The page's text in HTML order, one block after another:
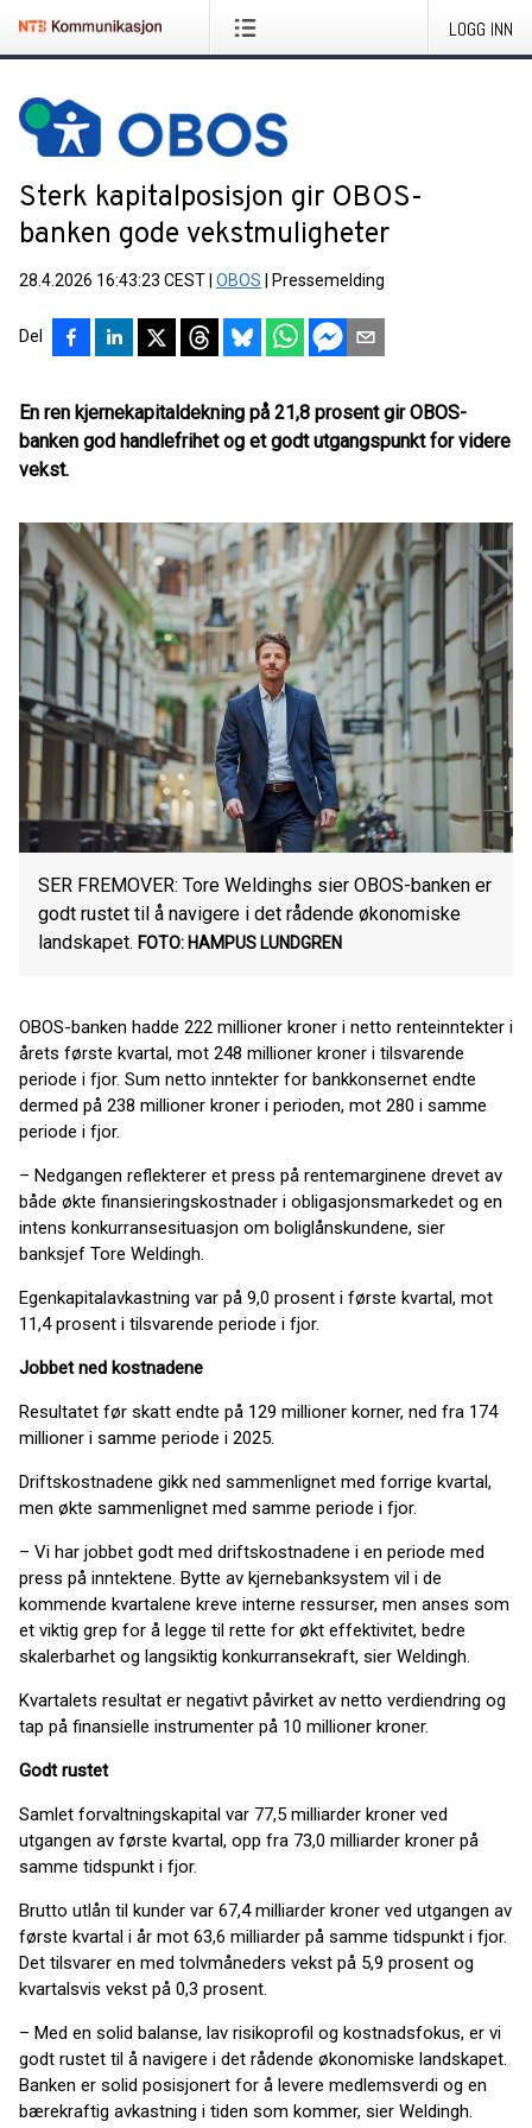
LOGG INN
Sterk kapitalposisjon gir OBOS-
banken gode vekstmuligheter
28.4.2026 16:43:23 CEST OBOS Pressemelding
Del
En ren kjernekapitaldekning på 21,8 prosent gir OBOS-
banken god handlefrihet og et godt utgangspunkt for videre
vekst.
SER FREMOVER: Tore Weldinghs sier OBOS-banken er
godt rustet til å navigere i det rådende økonomiske
landskapet. FOTO: HAMPUS LUNDGREN
OBOS-banken hadde 222 millioner kroner i netto renteinntekter i
årets første kvartal, mot 248 millioner kroner i tilsvarende
periode i fjor. Sum netto inntekter for bankkonsernet endte
dermed på 238 millioner kroner i perioden, mot 280 i samme
periode i fjor.
– Nedgangen reflekterer et press på rentemarginene drevet av
både økte finansieringskostnader i obligasjonsmarkedet og en
intens konkurransesituasjon om boliglånskundene, sier
banksjef Tore Weldingh.
Egenkapitalavkastning var på 9,0 prosent i første kvartal, mot
11,4 prosent i tilsvarende periode i fjor.
Jobbet ned kostnadene
Resultatet før skatt endte på 129 millioner korner, ned fra 174
millioner i samme periode i 2025.
Driftskostnadene gikk ned sammenlignet med forrige kvartal,
men økte sammenlignet med samme periode i fjor.
– Vi har jobbet godt med driftskostnadene i en periode med
press på inntektene. Bytte av kjernebanksystem vil i de
kommende kvartalene kreve interne ressurser, men anses som
et viktig grep for å legge til rette for økt effektivitet, bedre
skalerbarhet og langsiktig konkurransekraft, sier Weldingh.
Kvartalets resultat er negativt påvirket av netto verdiendring og
tap på finansielle instrumenter på 10 millioner kroner.
Godt rustet
Samlet forvaltningskapital var 77,5 milliarder kroner ved
utgangen av første kvartal, opp fra 73,0 milliarder kroner på
samme tidspunkt i fjor.
Brutto utlån til kunder var 67,4 milliarder kroner ved utgangen av
første kvartal i år mot 63,6 milliarder på samme tidspunkt i fjor.
Det tilsvarer en med tolvmåneders vekst på 5,9 prosent og
kvartalsvis vekst på 0,3 prosent.
– Med en solid balanse, lav risikoprofil og kostnadsfokus, er vi
godt rustet til å navigere i det rådende økonomiske landskapet.
Banken er solid posisjonert for å levere medlemsverdi og en
bærekraftig avkastning i tiden som kommer, sier Weldingh.